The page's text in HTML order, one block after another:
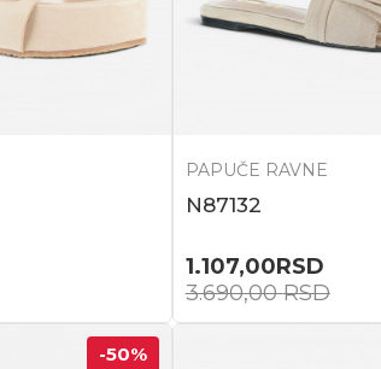
PAPUČE RAVNE
N87132
1.107,00RSD
3.690,00RSD
-50%